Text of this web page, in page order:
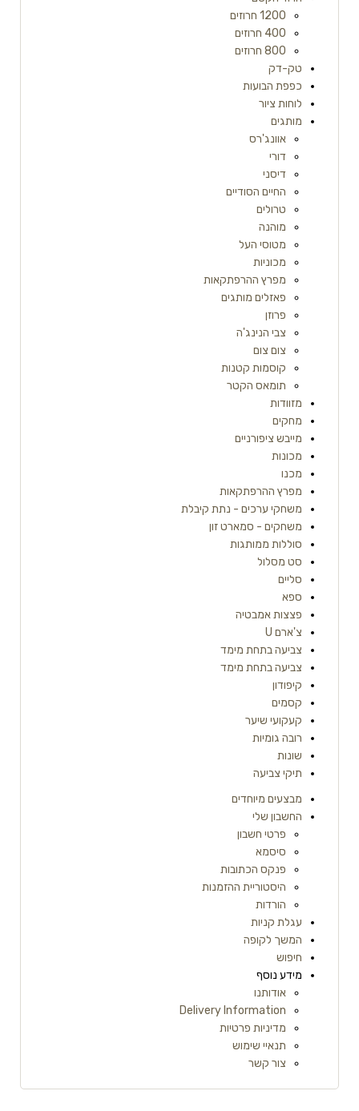
1200 חרוזים
400 חרוזים
800 חרוזים
טק-דק
כפפת הבועות
לוחות ציור
מותגים
אוונג'רס
דורי
דיסני
החיים הסודיים
טרולים
מוהנה
מטוסי העל
מכוניות
מפרץ ההרפתקאות
פאזלים מותגים
פרוזן
צבי הנינג'ה
צום צום
קוסמות קטנות
תומאס הקטר
מזוודות
מחקים
מייבש ציפורניים
מכונות
מכנו
מפרץ ההרפתקאות
משחקי ערכים - נתת קיבלת
משחקים - סמארט זון
סוללות ממותגות
סט מסלול
סליים
ספא
פצצות אמבטיה
צ'ארם U
צביעה בתחת מימד
צביעה בתחת מימד
קיפודון
קסמים
קעקועי שיער
רובה גומיות
שונות
תיקי צביעה
מבצעים מיוחדים
החשבון שלי
פרטי חשבון
סיסמא
פנקס הכתובות
היסטוריית ההזמנות
הורדות
עגלת קניות
המשך לקופה
חיפוש
מידע נוסף
אודותנו
Delivery Information
מדיניות פרטיות
תנאיי שימוש
צור קשר